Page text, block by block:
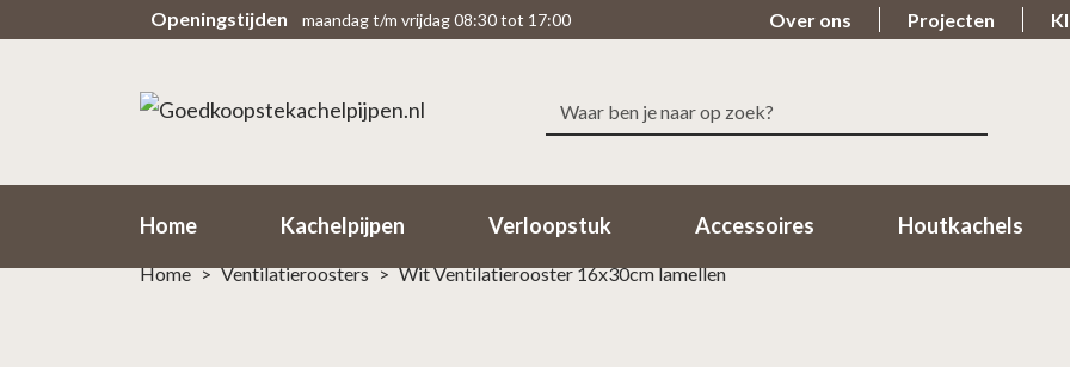
Openingstijden maandag t/m vrijdag 08:30 tot 17:00 Over ons Projecten
Zoeken
naar:
Home Kachelpijpen Verloopstuk Accessoires Houtkachels
Snelle levering Beoordeeld met een 9.7
Home > Ventilatieroosters > Wit Ventilatierooster 16x30cm lamellen